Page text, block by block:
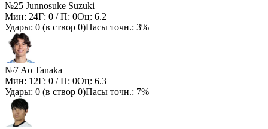
№25 Junnosuke Suzuki
Мин: 24Г: 0 / П: 0Оц: 6.2
Удары: 0 (в створ 0)Пасы точн.: 3%
№7 Ao Tanaka
Мин: 12Г: 0 / П: 0Оц: 6.3
Удары: 0 (в створ 0)Пасы точн.: 7%